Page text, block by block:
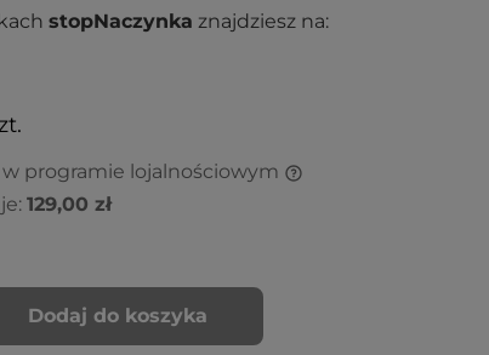
stopNaczynka znajdziesz na:
w programie lojalnościowym
129,00 zł
Dodaj do koszyka